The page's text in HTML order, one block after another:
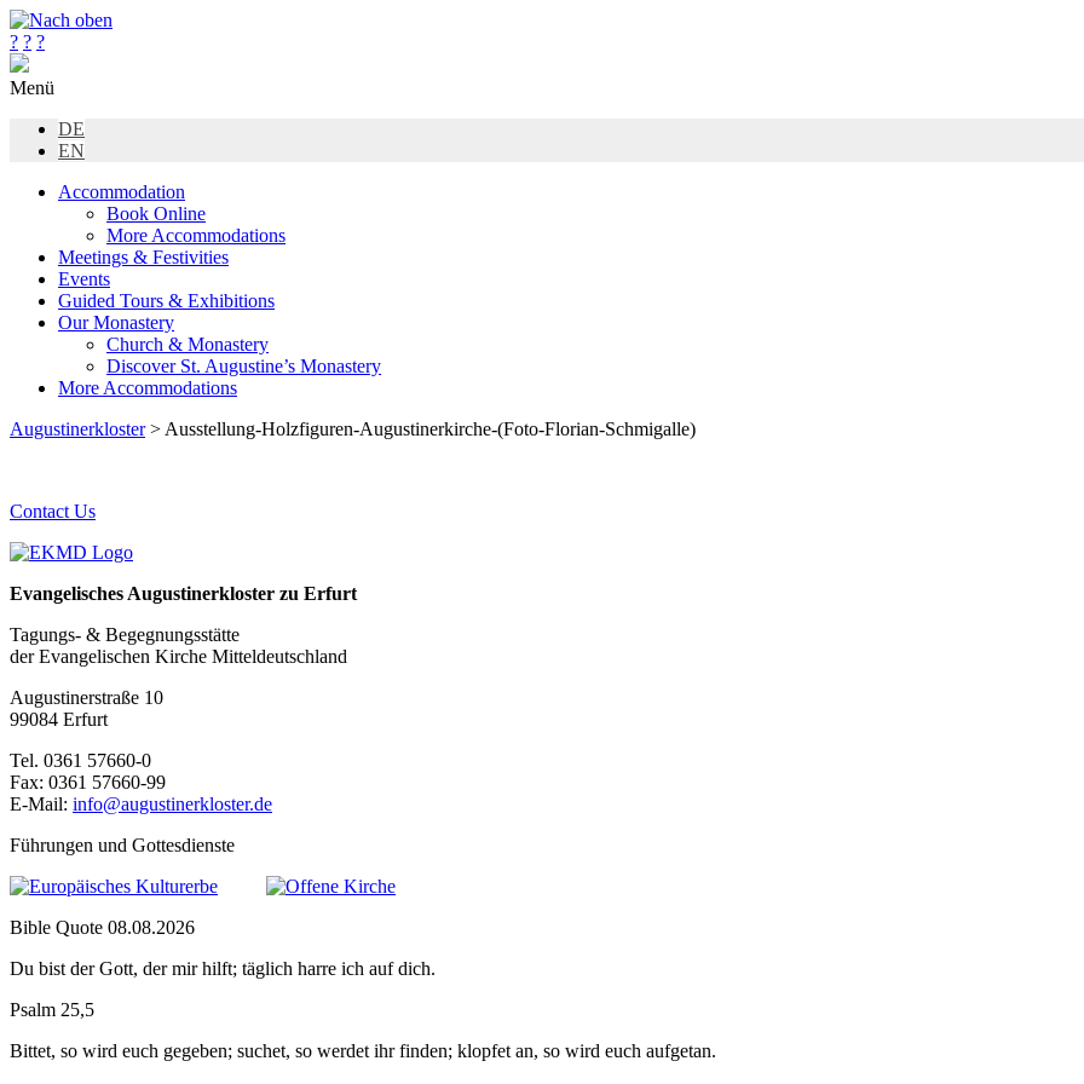
? ? ?
Menü
DE
EN
Accommodation
Book Online
More Accommodations
Meetings & Festivities
Events
Guided Tours & Exhibitions
Our Monastery
Church & Monastery
Discover St. Augustine’s Monastery
More Accommodations
Augustinerkloster> Ausstellung-Holzfiguren-Augustinerkirche-(Foto-Florian-Schmigalle)
Contact Us
Evangelisches Augustinerkloster zu Erfurt
Tagungs- & Begegnungsstätte
der Evangelischen Kirche Mitteldeutschland
Augustinerstraße 10
99084 Erfurt
Tel. 0361 57660-0
Fax: 0361 57660-99
E-Mail: info@augustinerkloster.de
Führungen und Gottesdienste
Bible Quote 08.08.2026
Du bist der Gott, der mir hilft; täglich harre ich auf dich.
Psalm 25,5
Bittet, so wird euch gegeben; suchet, so werdet ihr finden; klopfet an, so wird euch aufgetan.